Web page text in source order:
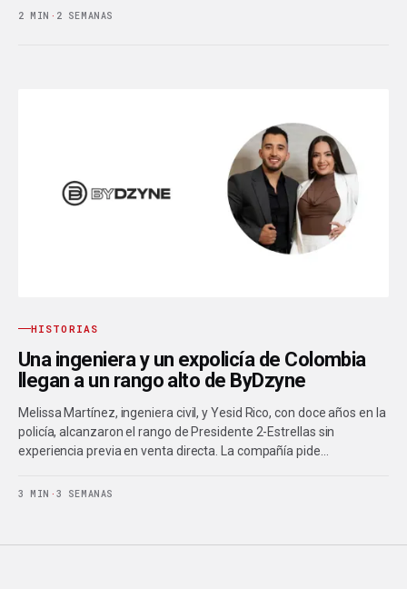
2 MIN · 2 SEMANAS
HISTORIAS
Una ingeniera y un expolicía de Colombia
llegan a un rango alto de ByDzyne
Melissa Martínez, ingeniera civil, y Yesid Rico, con doce años en la
policía, alcanzaron el rango de Presidente 2-Estrellas sin
experiencia previa en venta directa. La compañía pide…
3 MIN · 3 SEMANAS